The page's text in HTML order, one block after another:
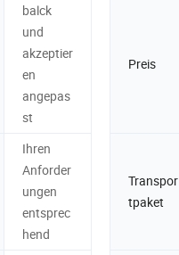
balck
und
akzeptier
en
angepas
st
Preis
Ihren
Anforder
ungen
entsprec
hend
Transpor
tpaket